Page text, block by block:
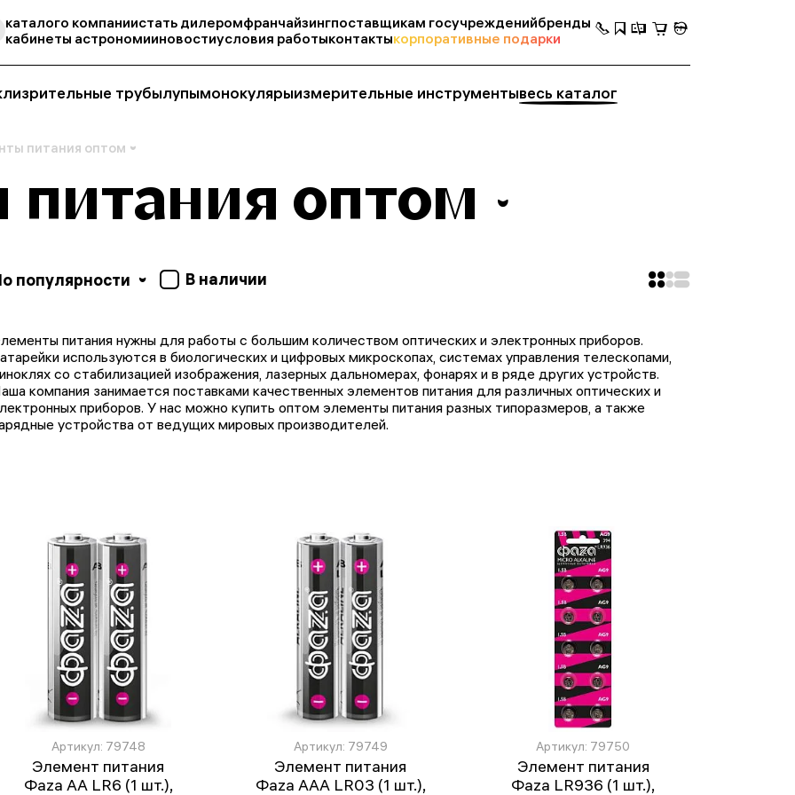
каталого компаниистать дилеромфранчайзингпоставщикам госучрежденийбренды
кабинеты астрономииновостиусловия работыконтактыкорпоративные подарки
зрительные трубылупымонокулярыизмерительные инструментывесь каталог
питания оптом
оптом
популярности В наличии
питания нужны для работы с большим количеством оптических и электронных приборов.
используются в биологических и цифровых микроскопах, системах управления телескопами,
со стабилизацией изображения, лазерных дальномерах, фонарях и в ряде других устройств.
компания занимается поставками качественных элементов питания для различных оптических и
приборов. У нас можно купить оптом элементы питания разных типоразмеров, а также
устройства от ведущих мировых производителей.
Артикул: 79748
Элемент питания
Фаza AA LR6 (1 шт.),
Артикул: 79749
Элемент питания
Фаza AAA LR03 (1 шт.),
Артикул: 79750
Элемент питания
Фаza LR936 (1 шт.),